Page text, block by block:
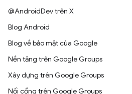
@AndroidDev trên X
Blog Android
Blog về bảo mật của Google
Nền tảng trên Google Groups
Xây dựng trên Google Groups
Nối cổng trên Google Groups